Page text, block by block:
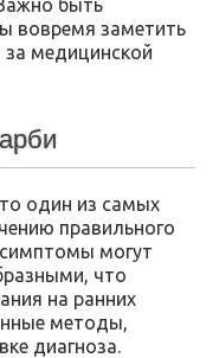
быть
вовремя заметить
за медицинской
один из самых
правильного
могут
что
на ранних
методы,
диагноза.